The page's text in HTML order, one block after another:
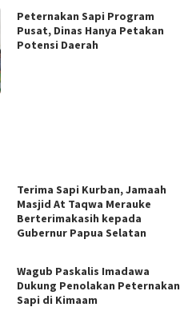
Peternakan Sapi Program
Pusat, Dinas Hanya Petakan
Potensi Daerah
Terima Sapi Kurban, Jamaah
Masjid At Taqwa Merauke
Berterimakasih kepada
Gubernur Papua Selatan
Wagub Paskalis Imadawa
Dukung Penolakan Peternakan
Sapi di Kimaam